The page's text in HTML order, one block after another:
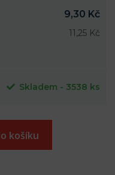
9,30 Kč
11,25 Kč
Skladem - 3538 ks
košíku